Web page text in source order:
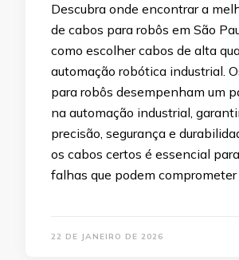
Descubra onde encontrar a
de cabos para robôs em São
como escolher cabos de alta
automação robótica industrial.
para robôs desempenham um
na automação industrial,
precisão, segurança e
os cabos certos é essencial
falhas que podem
22 DE JANEIRO DE 2026